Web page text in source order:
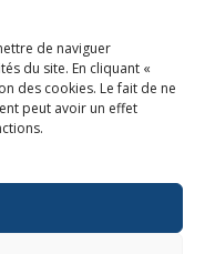
de naviguer
du site. En cliquant «
des cookies. Le fait de ne
peut avoir un effet